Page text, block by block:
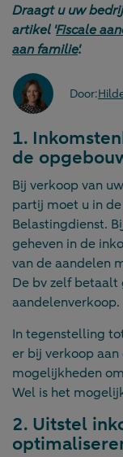
Draagt u uw
artikel 'Fiscale
aan familie'.
Door:
1.
de
Bij verkoop van
partij moet u in
Belastingdienst.
geheven in de
van de aandelen
De bv zelf betaalt
aandelenverkoop.
In tegenstelling
er bij verkoop
mogelijkheden
Wel is het
2. Uitstel